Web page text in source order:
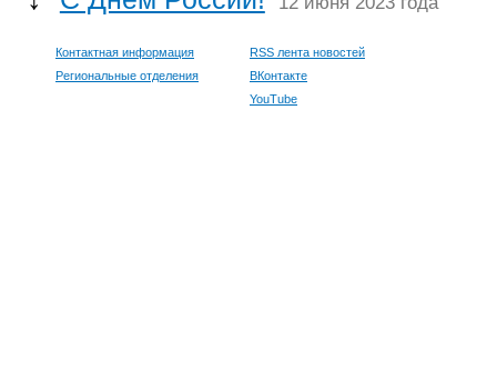
Контактная информация
Региональные отделения
RSS лента новостей
ВКонтакте
YouTube